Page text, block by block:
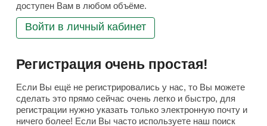
доступен Вам в любом объёме.
Войти в личный кабинет
Регистрация очень простая!
Если Вы ещё не регистрировались у нас, то Вы можете
сделать это прямо сейчас очень легко и быстро, для
регистрации нужно указать только электронную почту и
ничего более! Если Вы часто используете наш поиск